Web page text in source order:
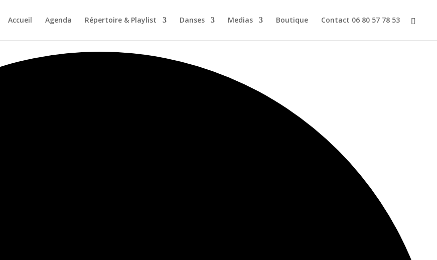
Accueil Agenda Répertoire & Playlist Danses Medias Boutique Contact 06 80 57 78 53